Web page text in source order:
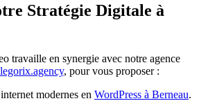
Stratégie Digitale à
travaille en synergie avec notre agence
, pour vous proposer :
modernes en WordPress à Berneau.